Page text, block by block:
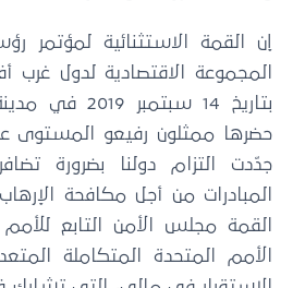
إن القمة الاستثنائية لمؤتمر
المجموعة الاقتصادية لدول غرب
بتاريخ 14
حضرها ممثلون رفيعو المستوى
جدّدت التزام دولنا بضرورة
المبادرات من أجل مكافحة
القمة مجلس الأمن التابع
الأمم المتحدة المتكاملة